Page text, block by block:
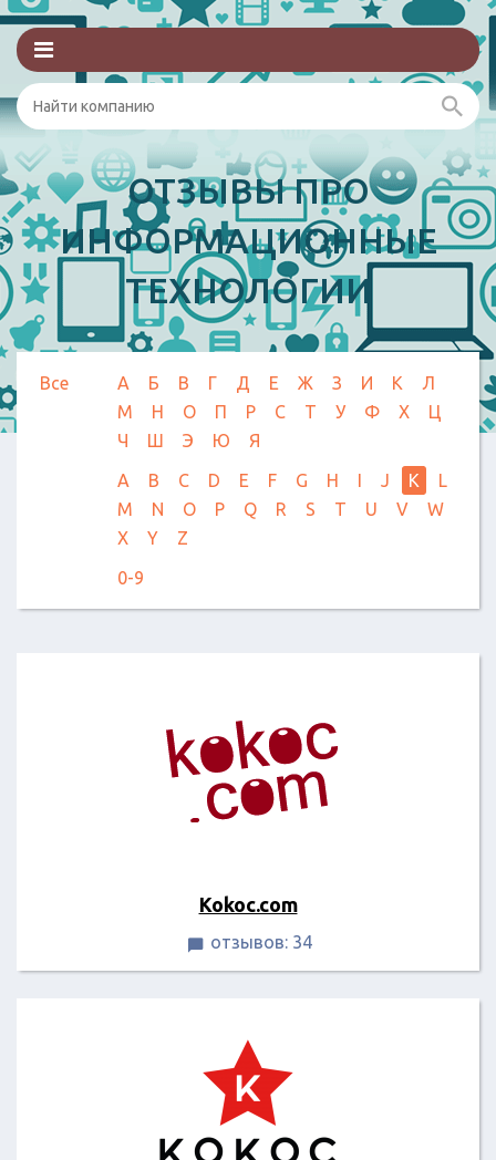
ОТЗЫВЫ ПРО
ИНФОРМАЦИОННЫЕ
ТЕХНОЛОГИИ
Все А Б В Г Д Е Ж З И К
Л
М
Н О П Р С Т У Ф Х
Ц
Ч
Ш Э Ю
Я
A
B C D E F G H I J K
L
M
N O P Q R S T U V
W
X
Y
Z
0-9
Kokoc.com
 отзывов: 34